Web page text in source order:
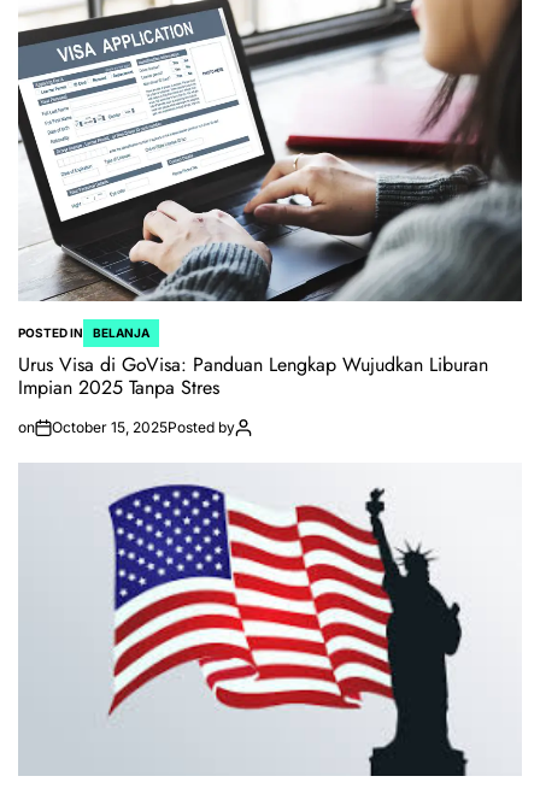
POSTED IN BELANJA
Urus Visa di GoVisa: Panduan Lengkap Wujudkan Liburan
Impian 2025 Tanpa Stres
on October 15, 2025Posted by